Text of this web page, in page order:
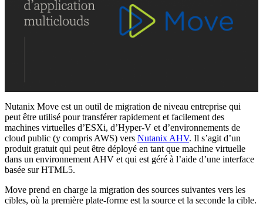
Nutanix Move est un outil de migration de niveau entreprise qui
peut être utilisé pour transférer rapidement et facilement des
machines virtuelles d’ESXi, d’Hyper-V et d’environnements de
cloud public (y compris AWS) vers Nutanix AHV. Il s’agit d’un
produit gratuit qui peut être déployé en tant que machine virtuelle
dans un environnement AHV et qui est géré à l’aide d’une interface
basée sur HTML5.
Move prend en charge la migration des sources suivantes vers les
cibles, où la première plate-forme est la source et la seconde la cible.